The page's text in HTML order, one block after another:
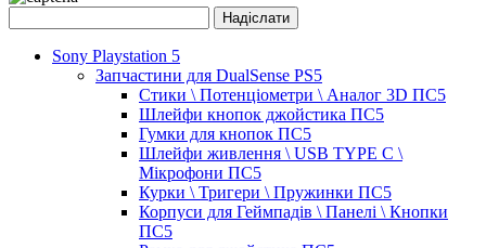
Sony Playstation 5
Запчастини для DualSense PS5
Стики \ Потенціометри \ Аналог 3D ПС5
Шлейфи кнопок джойстика ПС5
Гумки для кнопок ПС5
Шлейфи живлення \ USB TYPE C \
Мікрофони ПС5
Курки \ Тригери \ Пружинки ПС5
Корпуси для Геймпадів \ Панелі \ Кнопки
ПС5